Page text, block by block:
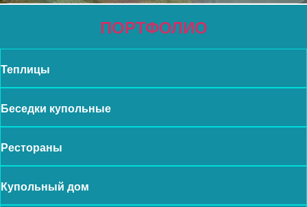
ПОРТФОЛИО
Теплицы
Беседки купольные
Рестораны
Купольный дом